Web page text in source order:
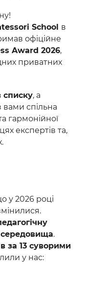
School в
офіційне
Award 2026,
приватних
списку, а
спільна
гармонійної
експертів та,
у 2026 році
середовища.
за 13 суворими
у нас: